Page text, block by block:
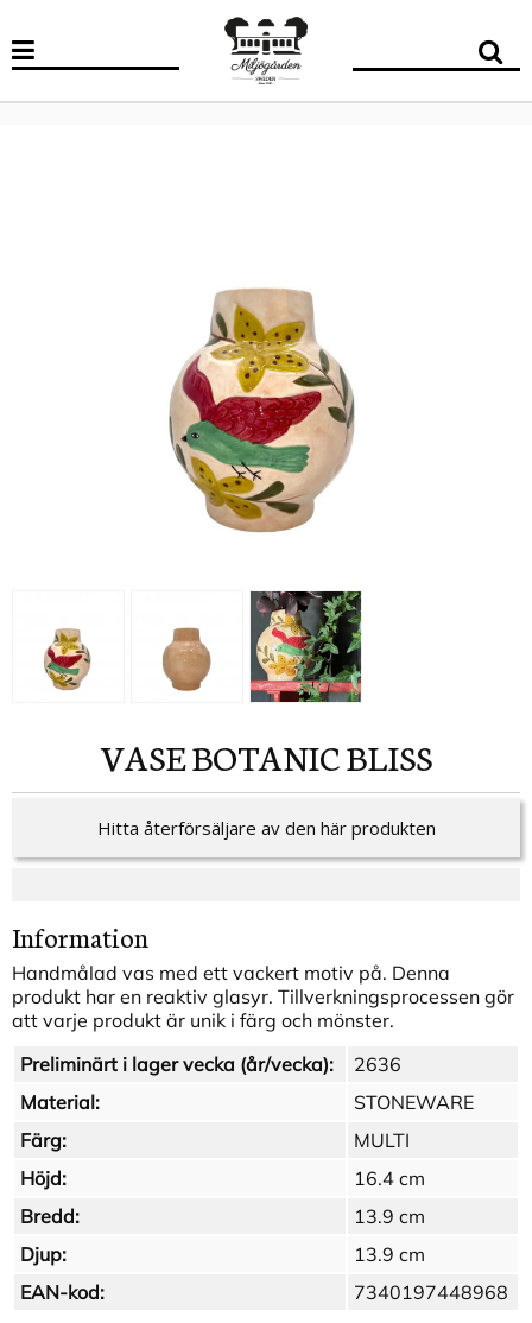
VASE BOTANIC BLISS
Hitta återförsäljare av den här produkten
Information
Handmålad vas med ett vackert motiv på. Denna
produkt har en reaktiv glasyr. Tillverkningsprocessen gör
att varje produkt är unik i färg och mönster.
Preliminärt i lager vecka (år/vecka):
2636
Material:
STONEWARE
Färg:
MULTI
Höjd:
16.4 cm
Bredd:
13.9 cm
Djup:
13.9 cm
EAN-kod:
7340197448968